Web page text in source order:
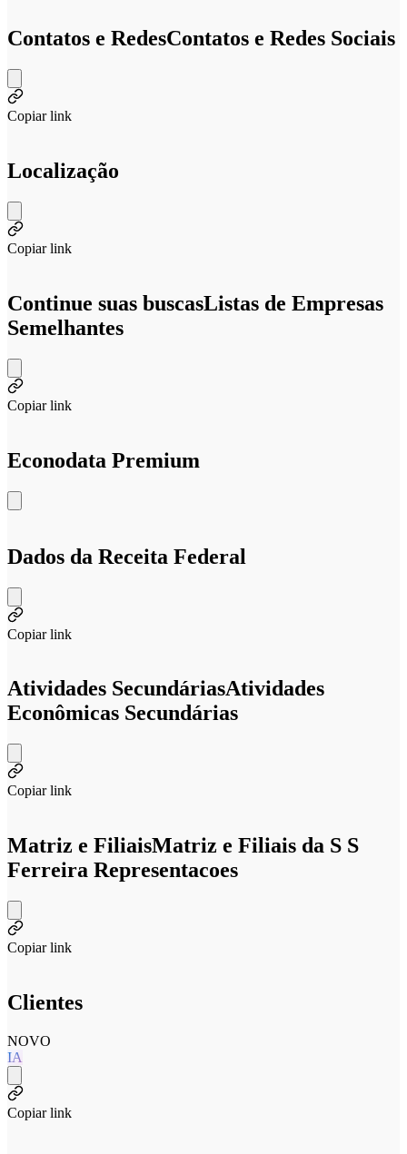
Contatos e RedesContatos e Redes Sociais
Copiar link
Localização
Copiar link
Continue suas buscasListas de Empresas
Semelhantes
Copiar link
Econodata Premium
Dados da Receita Federal
Copiar link
Atividades SecundáriasAtividades
Econômicas Secundárias
Copiar link
Matriz e FiliaisMatriz e Filiais da S S
Ferreira Representacoes
Copiar link
Clientes
NOVO
IA
Copiar link